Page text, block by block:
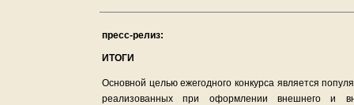
пресс-релиз:
ИТОГИ
Основной целью ежегодного конкурса является
реализованных при оформлении внешнего и